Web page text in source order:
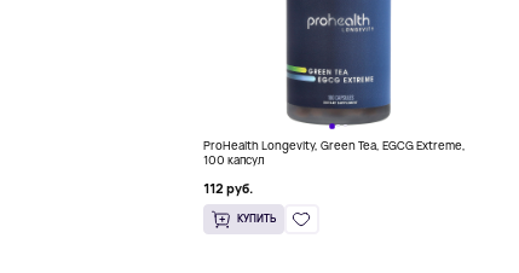
ProHealth Longevity, Green Tea, EGCG Extreme,
100 капсул
112 руб.
КУПИТЬ